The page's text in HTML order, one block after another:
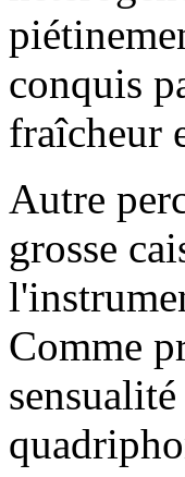
conquis
fraîcheur
Autre
grosse
Comme